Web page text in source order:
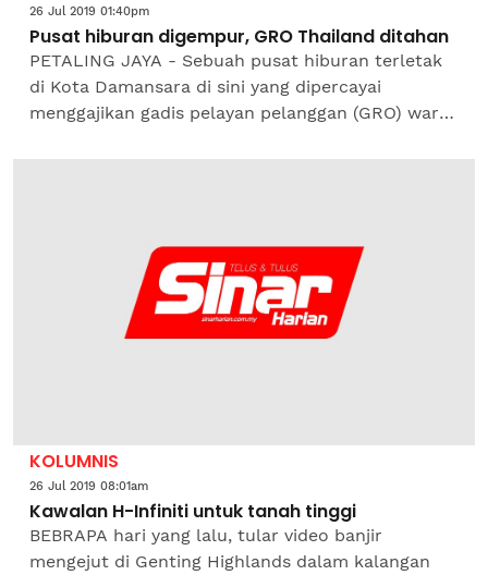
26 Jul 2019 01:40pm
Pusat hiburan digempur, GRO Thailand ditahan
PETALING JAYA - Sebuah pusat hiburan terletak
di Kota Damansara di sini yang dipercayai
menggajikan gadis pelayan pelanggan (GRO) warga
Operasi Ops Noda...
KOLUMNIS
26 Jul 2019 08:01am
Kawalan H-Infiniti untuk tanah tinggi
BEBRAPA hari yang lalu, tular video banjir
mengejut di Genting Highlands dalam kalangan